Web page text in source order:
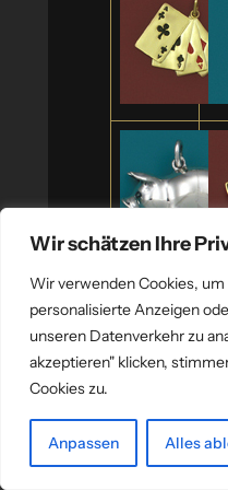
Wir schätzen Ihre
Wir verwenden Cookies,
personalisierte Anzeigen
unseren Datenverkehr zu
akzeptieren" klicken,
Cookies zu.
Anpassen Alles